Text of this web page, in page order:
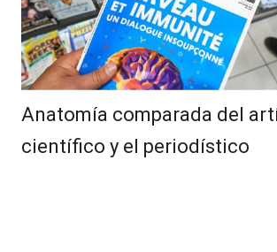
Anatomía comparada del
científico y el periodístico